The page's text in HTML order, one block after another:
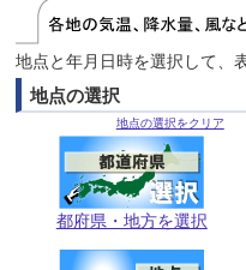
地点と年月日時を選択して、
地点の選択
地点の選択をクリア
都府県・地方を選択